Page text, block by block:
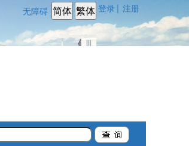
无障碍 登录 注册